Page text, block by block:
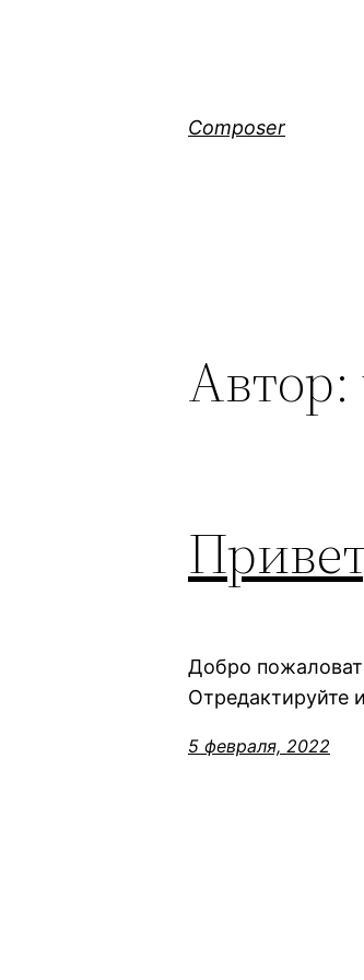
Composer
Автор:
Добро
Отредактируйте
5 февраля, 2022